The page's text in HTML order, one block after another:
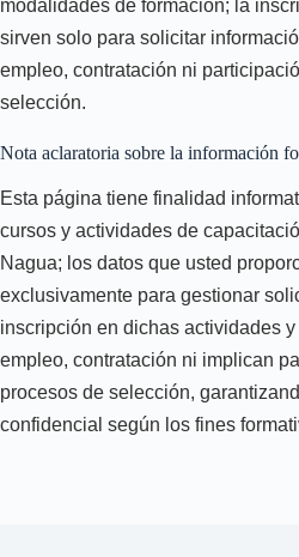
modalidades de formación; la
sirven solo para solicitar
empleo, contratación ni
selección.
Nota aclaratoria sobre la información
Esta página tiene finalidad
cursos y actividades de
Nagua; los datos que usted
exclusivamente para gestionar
inscripción en dichas actividades
empleo, contratación ni implican
procesos de selección,
confidencial según los fines